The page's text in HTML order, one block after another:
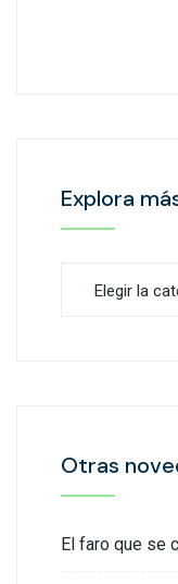
Explora
Otras
El faro que se